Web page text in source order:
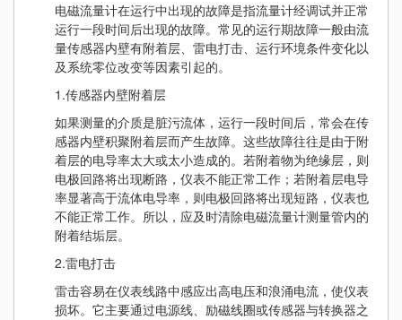
电磁流量计在运行中出现的故障是指流量计经调试并正常
运行一段时间后出现的故障。常见的运行期故障一般由流
量传感器内壁有附着层、雷电打击、运行环境条件变化以
及系统零位改变等因素引起的。
1.传感器内壁附着层
如果测量的介质是脏污流体，运行一段时间后，常会在传
感器内壁积聚附着层而产生故障。这些故障往往是由于附
着层的电导率太大或太小造成的。若附着物为绝缘层，则
电极回路将出现断路，仪表不能正常工作；若附着层电导
率显著高于流体电导率，则电极回路将出现短路，仪表也
不能正常工作。所以，应及时清除电磁流量计测量管内的
附着结垢层。
2.雷电打击
雷击容易在仪表线路中感应出高电压和浪涌电流，使仪表
损坏。它主要通过电源线、励磁线圈或传感器与转换器之